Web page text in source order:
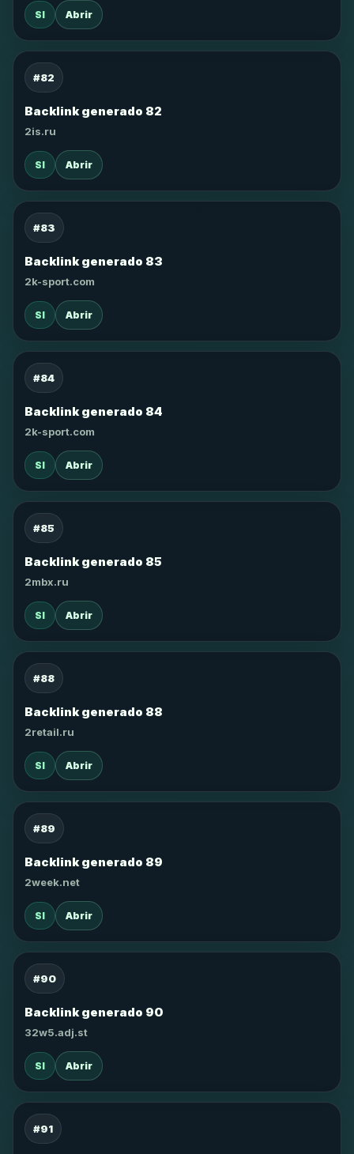
SI Abrir
#82
Backlink generado 82
2is.ru
SI Abrir
#83
Backlink generado 83
2k-sport.com
SI Abrir
#84
Backlink generado 84
2k-sport.com
SI Abrir
#85
Backlink generado 85
2mbx.ru
SI Abrir
#88
Backlink generado 88
2retail.ru
SI Abrir
#89
Backlink generado 89
2week.net
SI Abrir
#90
Backlink generado 90
32w5.adj.st
SI Abrir
#91